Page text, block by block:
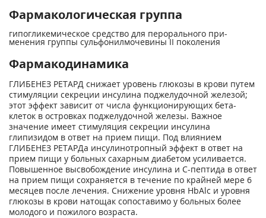
Фармакологическая группа
гипогликемическое средство для перорального при­
менения группы сульфонилмочевины II поколения
Фармакодинамика
ГЛИБЕНЕЗ РЕТАРД снижает уровень глюкозы в крови путем
стимуляции секреции инсулина поджелудочной железой;
этот эффект зависит от числа функционирующих бета-
клеток в островках поджелудочной железы. Важное
значение имеет стимуляция секреции инсулина
глипизидом в ответ на прием пищи. Под влиянием
ГЛИБЕНЕЗ РЕТАРДа инсулинотропный эффект в ответ на
прием пищи у больных сахарным диабетом усиливается.
Повышенное высвобождение инсулина и С-пептида в ответ
на прием пищи сохраняется в течение по крайней мере 6
месяцев после лечения. Снижение уровня HbAlc и уровня
глюкозы в крови натощак сопоставимо у больных более
молодого и пожилого возраста.